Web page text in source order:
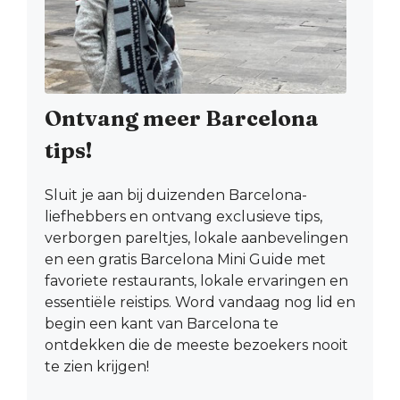
Ontvang meer Barcelona
tips!
Sluit je aan bij duizenden Barcelona-
liefhebbers en ontvang exclusieve tips,
verborgen pareltjes, lokale aanbevelingen
en een gratis Barcelona Mini Guide met
favoriete restaurants, lokale ervaringen en
essentiële reistips. Word vandaag nog lid en
begin een kant van Barcelona te
ontdekken die de meeste bezoekers nooit
te zien krijgen!